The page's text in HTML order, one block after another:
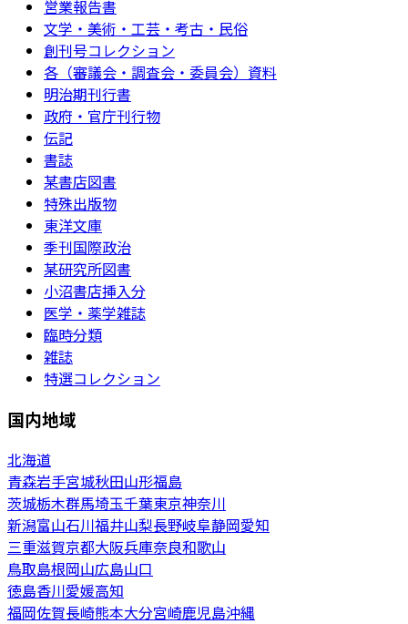
営業報告書
文学・美術・工芸・考古・民俗
創刊号コレクション
各（審議会・調査会・委員会）資料
明治期刊行書
政府・官庁刊行物
伝記
書誌
某書店図書
特殊出版物
東洋文庫
季刊国際政治
某研究所図書
小沼書店挿入分
医学・薬学雑誌
臨時分類
雑誌
特選コレクション
国内地域
北海道
青森岩手宮城秋田山形福島
茨城栃木群馬埼玉千葉東京神奈川
新潟富山石川福井山梨長野岐阜静岡愛知
三重滋賀京都大阪兵庫奈良和歌山
鳥取島根岡山広島山口
徳島香川愛媛高知
福岡佐賀長崎熊本大分宮崎鹿児島沖縄